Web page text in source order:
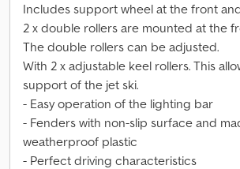
Includes support wheel at the front
2 x double rollers are mounted at the
The double rollers can be adjusted.
With 2 x adjustable keel rollers. This
support of the jet ski.
- Easy operation of the lighting bar
- Fenders with non-slip surface and
weatherproof plastic
- Perfect driving characteristics